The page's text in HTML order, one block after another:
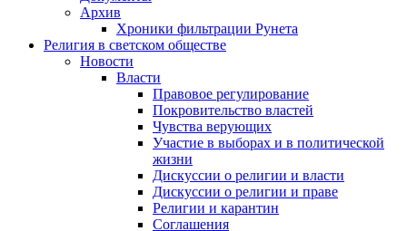
Архив
Хроники фильтрации Рунета
Религия в светском обществе
Новости
Власти
Правовое регулирование
Покровительство властей
Чувства верующих
Участие в выборах и в политической
жизни
Дискуссии о религии и власти
Дискуссии о религии и праве
Религии и карантин
Соглашения